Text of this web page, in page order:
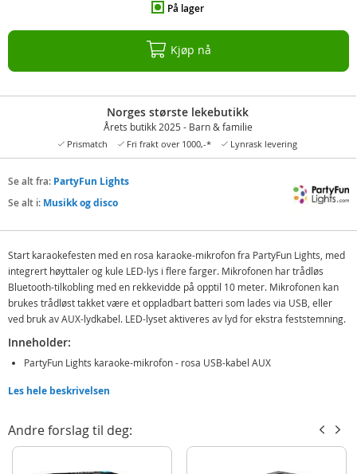
På lager
Kjøp nå
Norges største lekebutikk
Årets butikk 2025 - Barn & familie
Prismatch Fri frakt over 1000,-* Lynrask levering
Se alt fra: PartyFun Lights
Se alt i: Musikk og disco
Start karaokefesten med en rosa karaoke-mikrofon fra PartyFun Lights, med
integrert høyttaler og kule LED-lys i flere farger. Mikrofonen har trådløs
Bluetooth-tilkobling med en rekkevidde på opptil 10 meter. Mikrofonen kan
brukes trådløst takket være et oppladbart batteri som lades via USB, eller
ved bruk av AUX-lydkabel. LED-lyset aktiveres av lyd for ekstra feststemning.
Inneholder:
PartyFun Lights karaoke-mikrofon - rosa USB-kabel AUX
Detaljer
Høyttalerutgang: 10 watt
Oppladbart batteri: 3,7V/1200 mah
Les hele beskrivelsen
Andre forslag til deg: